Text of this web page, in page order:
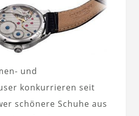
und
konkurrieren seit
schönere Schuhe aus